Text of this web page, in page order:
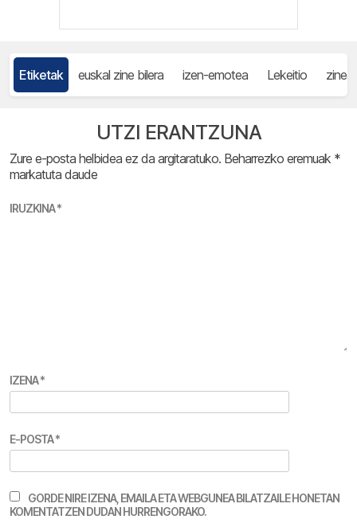
Etiketak euskal zine bilera izen-emotea Lekeitio zinea
UTZI ERANTZUNA
Zure e-posta helbidea ez da argitaratuko. Beharrezko eremuak *
markatuta daude
IRUZKINA*
IZENA*
E-POSTA*
GORDE NIRE IZENA, EMAILA ETA WEBGUNEA BILATZAILE HONETAN
KOMENTATZEN DUDAN HURRENGORAKO.